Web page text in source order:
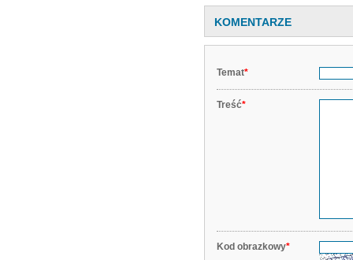
KOMENTARZE
Temat*
Treść*
Kod obrazkowy*